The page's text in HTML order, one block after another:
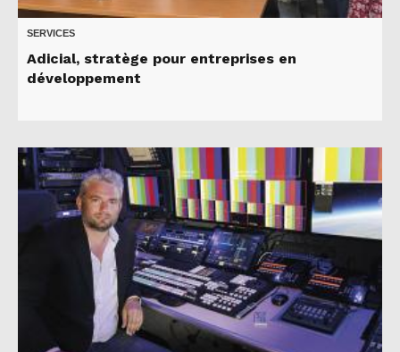
SERVICES
Adicial, stratège pour entreprises en
développement